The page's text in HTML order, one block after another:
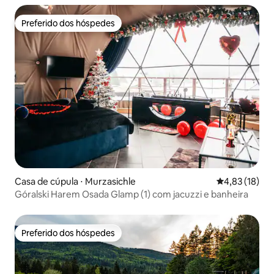
Preferido dos hóspedes
Preferido dos hóspedes
Casa de cúpula ⋅ Murzasichle 4,83 de uma
4,83 (18)
Góralski Harem Osada Glamp (1) com jacuzzi e banheira
Preferido dos hóspedes
Preferido dos hóspedes